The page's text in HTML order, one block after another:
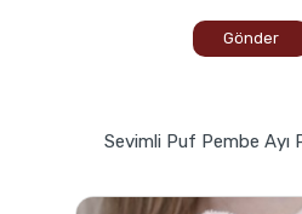
Gönder
Sevimli Puf Pembe Ayı